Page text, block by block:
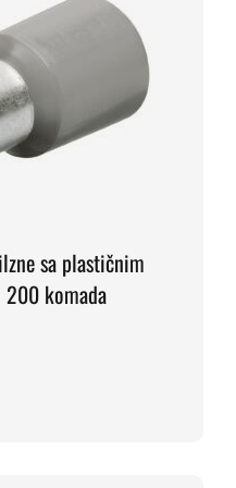
sa plastičnim
komada